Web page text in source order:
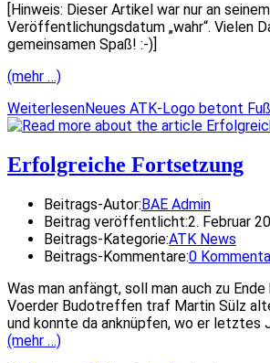
[Hinweis: Dieser Artikel war nur an seinem
Veröffentlichungsdatum „wahr“. Vielen
gemeinsamen Spaß! :-)]
(mehr …)
WeiterlesenNeues ATK-Logo betont
Erfolgreiche Fortsetzung
Beitrags-Autor: BAE Admin
Beitrag veröffentlicht:2. Februar
Beitrags-Kategorie:ATK News
Beitrags-Kommentare:0
Was man anfängt, soll man auch zu Ende
Voerder Budotreffen traf Martin Sülz
und konnte da anknüpfen, wo er letztes
(mehr …)